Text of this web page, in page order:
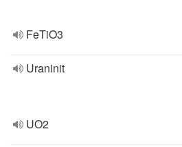
FeTiO3
Uraninit
UO2